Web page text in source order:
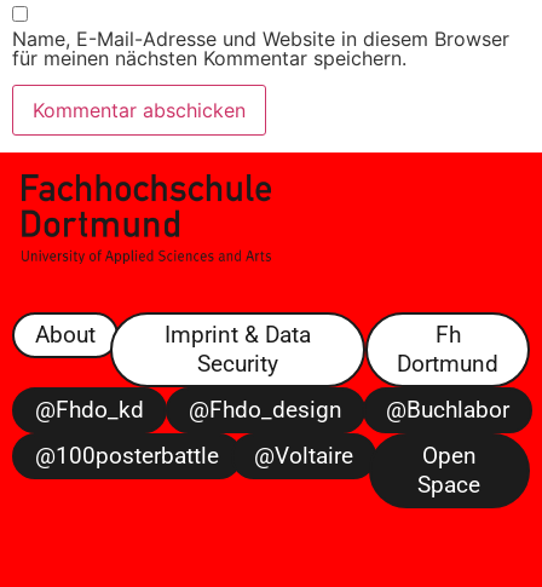
Name, E-Mail-Adresse und Website in diesem Browser
für meinen nächsten Kommentar speichern.
About
Imprint & Data
Security
Fh
Dortmund
@fhdo_kd
@fhdo_design
@buchlabor
@100posterbattle
@voltaire
Open
Space